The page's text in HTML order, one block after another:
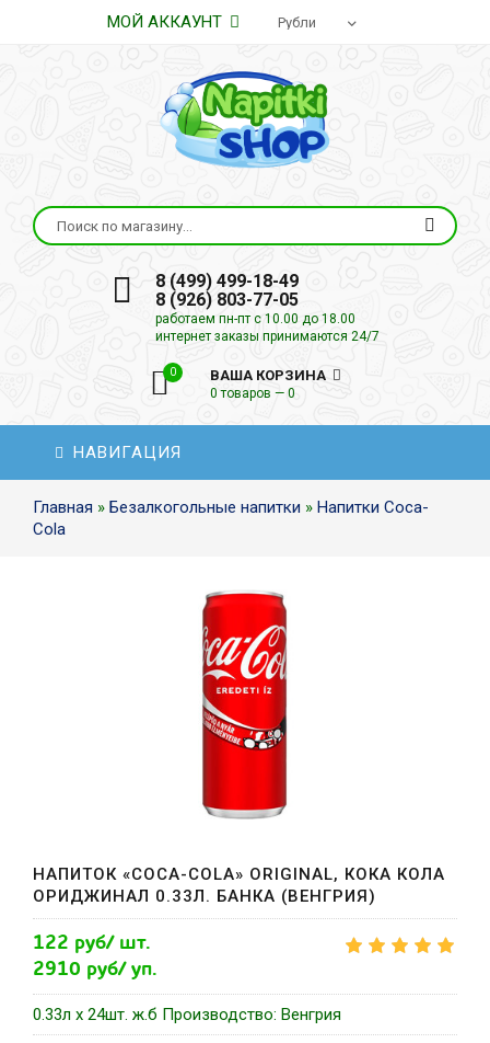
МОЙ АККАУНТ
8 (499) 499-18-49
8 (926) 803-77-05
работаем пн-пт с 10.00 до 18.00
интернет заказы принимаются 24/7
0 ВАША КОРЗИНА
0 товаров — 0
НАВИГАЦИЯ
Главная » Безалкогольные напитки » Напитки Coca-
Сola
НАПИТОК «COCA-COLA» ORIGINAL, КОКА КОЛА
ОРИДЖИНАЛ 0.33Л. БАНКА (ВЕНГРИЯ)
122 руб/ шт.
2910 руб/ уп.
0.33л x 24шт. ж.б Производство: Венгрия